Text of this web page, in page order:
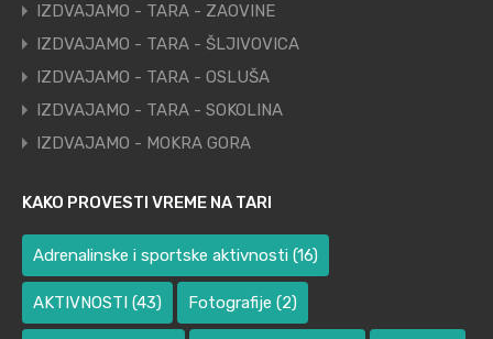
IZDVAJAMO - TARA - ZAOVINE
IZDVAJAMO - TARA - ŠLJIVOVICA
IZDVAJAMO - TARA - OSLUŠA
IZDVAJAMO - TARA - SOKOLINA
IZDVAJAMO - MOKRA GORA
KAKO PROVESTI VREME NA TARI
Adrenalinske i sportske aktivnosti (16)
AKTIVNOSTI (43) Fotografije (2)